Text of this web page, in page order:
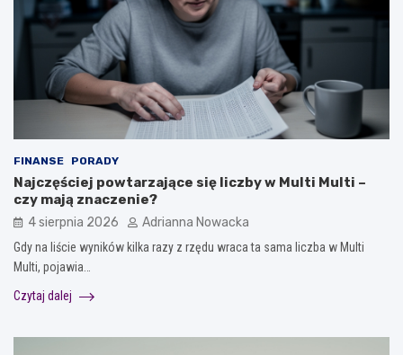
FINANSE PORADY
Najczęściej powtarzające się liczby w Multi Multi –
czy mają znaczenie?
4 sierpnia 2026 Adrianna Nowacka
Gdy na liście wyników kilka razy z rzędu wraca ta sama liczba w Multi
Multi, pojawia…
Czytaj dalej